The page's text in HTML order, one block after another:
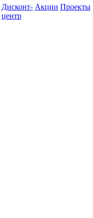
Дисконт-
центр
Акции Проекты